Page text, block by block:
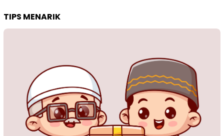
TIPS MENARIK